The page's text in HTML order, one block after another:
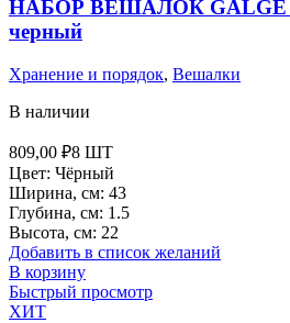
НАБОР ВЕШАЛОК GALGE
черный
Хранение и порядок, Вешалки
В наличии
809,00 ₽8 ШТ
Цвет: Чёрный
Ширина, см: 43
Глубина, см: 1.5
Высота, см: 22
Добавить в список желаний
В корзину
Быстрый просмотр
ХИТ